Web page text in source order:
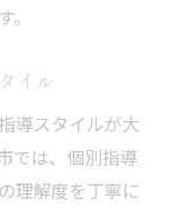
イル
導スタイルが大
では、個別指導
理解度を丁寧に